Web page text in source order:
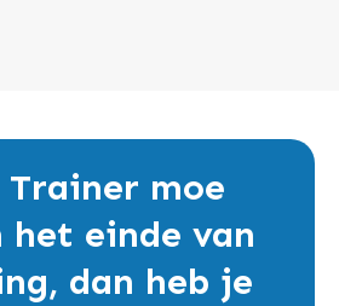
Trainer moe
het einde van
dan heb je